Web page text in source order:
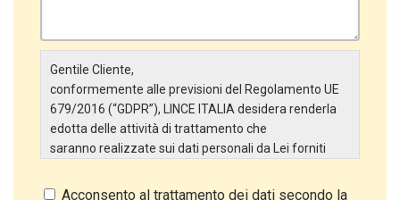
Gentile Cliente,
conformemente alle previsioni del Regolamento UE
679/2016 (“GDPR”), LINCE ITALIA desidera renderla
edotta delle attività di trattamento che
saranno realizzate sui dati personali da Lei forniti
particolare:
Acconsento al trattamento dei dati secondo la